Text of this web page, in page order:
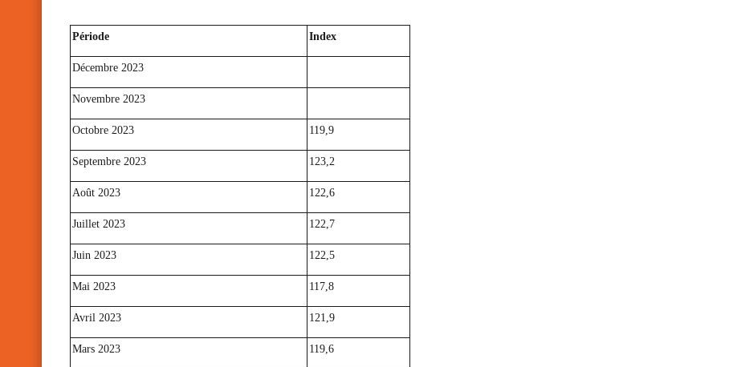
Période Index
Décembre 2023
Novembre 2023
Octobre 2023 119,9
Septembre 2023 123,2
Août 2023 122,6
Juillet 2023 122,7
Juin 2023 122,5
Mai 2023 117,8
Avril 2023 121,9
Mars 2023 119,6